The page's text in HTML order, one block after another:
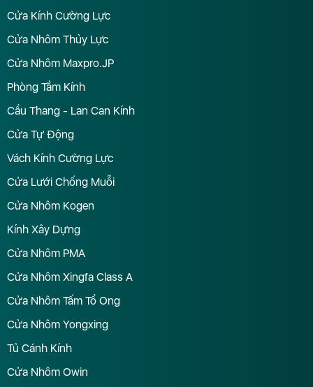
Cửa Kính Cường Lực
Cửa Nhôm Thủy Lực
Cửa Nhôm Maxpro.JP
Phòng Tắm Kính
Cầu Thang - Lan Can Kính
Cửa Tự Động
Vách Kính Cường Lực
Cửa Lưới Chống Muỗi
Cửa Nhôm Kogen
Kính Xây Dựng
Cửa Nhôm PMA
Cửa Nhôm Xingfa Class A
Cửa Nhôm Tấm Tổ Ong
Cửa Nhôm Yongxing
Tủ Cánh Kính
Cửa Nhôm Owin